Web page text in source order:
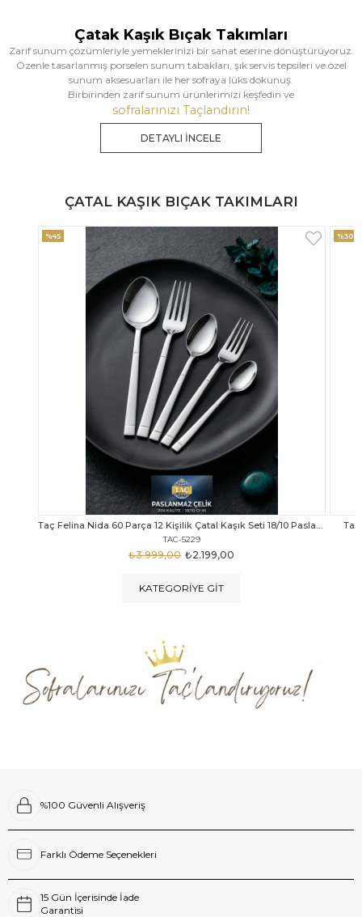
Çatak Kaşık Bıçak Takımları
Zarif sunum çözümleriyle yemeklerinizi bir sanat eserine dönüştürüyoruz.
Özenle tasarlanmış porselen sunum tabakları, şık servis tepsileri ve özel
sunum aksesuarları ile her sofraya lüks dokunuş.
Birbirinden zarif sunum ürünlerimizi keşfedin ve
sofralarınızı Taçlandırın!
DETAYLI İNCELE
ÇATAL KAŞIK BIÇAK TAKIMLARI
Taç Calista Tivoli 72 Parça 12 Kişilik Çatal Kaşık Bıçak Seti
TAC-5040
₺2.999,00
₺4.289,00
%30
Taç
%33
KATEGORIYE GIT
%100 Güvenli Alışveriş
Farklı Ödeme Seçenekleri
15 Gün İçerisinde İade
Garantisi